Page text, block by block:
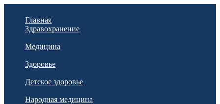
Главная
Здравохранение
Медицина
Здоровье
Детское здоровье
Народная медицина